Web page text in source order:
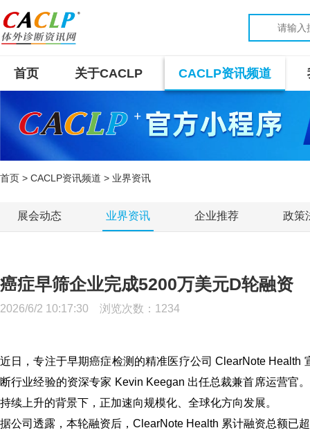
首页 关于CACLP CACLP资讯频道
首页 > CACLP资讯频道 > 业界资讯
展会动态 业界资讯 企业推荐 政策
癌症早筛企业完成5200万美元D轮融资
2026/6/2 10:17:30 浏览次数： 1234
近日，专注于早期癌症检测的精准医疗公司ClearNote Health
断行业经验的资深专家 Kevin Keegan 出任总裁兼首席运营官
持续上升的背景下，正加速向规模化、全球化方向发展。
据公司透露，本轮融资后，ClearNote Health 累计融资总额已